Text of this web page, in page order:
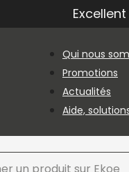
Excellent
Qui nous
Promotions
Actualités
Aide,